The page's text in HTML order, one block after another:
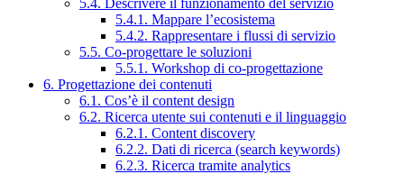
5.4. Descrivere il funzionamento del servizio
5.4.1. Mappare l’ecosistema
5.4.2. Rappresentare i flussi di servizio
5.5. Co-progettare le soluzioni
5.5.1. Workshop di co-progettazione
6. Progettazione dei contenuti
6.1. Cos’è il content design
6.2. Ricerca utente sui contenuti e il linguaggio
6.2.1. Content discovery
6.2.2. Dati di ricerca (search keywords)
6.2.3. Ricerca tramite analytics